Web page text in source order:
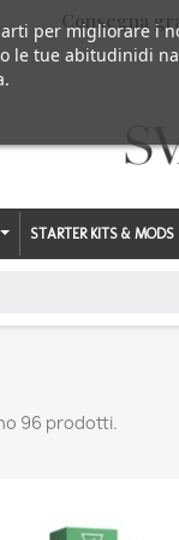
Consegna
STARTER KITS & MODS
96 prodotti.
per migliorare i
le tue abitudinidi